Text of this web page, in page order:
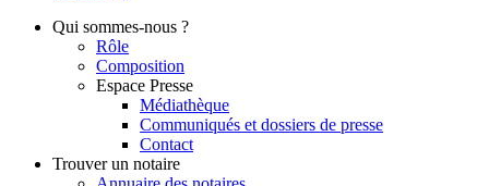
Qui sommes-nous ?
Rôle
Composition
Espace Presse
Médiathèque
Communiqués et dossiers de presse
Contact
Trouver un notaire